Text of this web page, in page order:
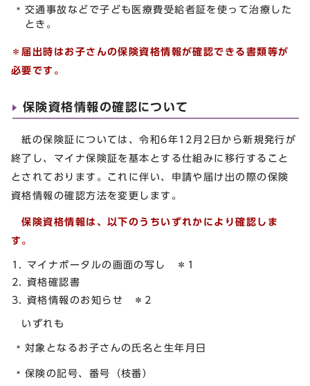
交通事故などで子ども医療費受給者証を使って治療した
とき。
＊届出時はお子さんの保険資格情報が確認できる書類等が
必要です。
保険資格情報の確認について
紙の保険証については、令和6年12月2日から新規発行が
終了し、マイナ保険証を基本とする仕組みに移行すること
とされております。これに伴い、申請や届け出の際の保険
資格情報の確認方法を変更します。
保険資格情報は、以下のうちいずれかにより確認しま
す。
マイナポータルの画面の写し ＊1
資格確認書
資格情報のお知らせ ＊2
いずれも
対象となるお子さんの氏名と生年月日
保険の記号、番号（枝番）